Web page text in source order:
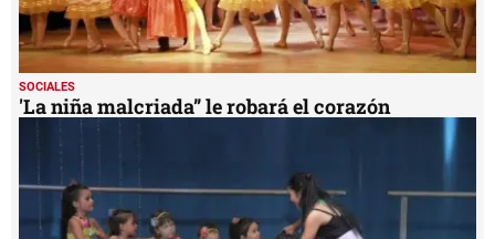
SOCIALES
'La niña malcriada” le robará el corazón